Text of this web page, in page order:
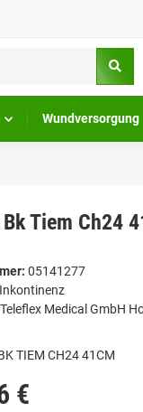
Wundversorgung
Tiem Ch24
05141277
Inkontinenz
Teleflex Medical GmbH
TIEM CH24 41CM
€